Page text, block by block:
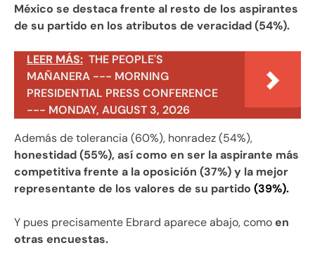
México se destaca frente al resto de los aspirantes
de su partido en los atributos de veracidad (54%).
LEER MÁS: THE PEOPLE'S
MAÑANERA --- MORNING
PRESIDENTIAL PRESS CONFERENCE
--- MONDAY, AUGUST 3, 2026
Además de tolerancia (60%), honradez (54%),
honestidad (55%), así como en ser la aspirante más
competitiva frente a la oposición (37%) y la mejor
representante de los valores de su partido (39%).
Y pues precisamente Ebrard aparece abajo, comoen
otras encuestas.